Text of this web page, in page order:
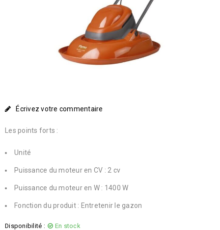
Écrivez votre commentaire
Les points forts :
Unité
Puissance du moteur en CV : 2 cv
Puissance du moteur en W : 1400 W
Fonction du produit : Entretenir le gazon
Disponibilité : En stock